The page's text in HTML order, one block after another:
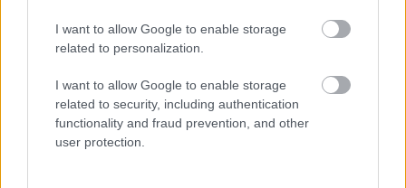
I want to allow Google to enable storage
related to personalization.
I want to allow Google to enable storage
related to security, including authentication
functionality and fraud prevention, and other
user protection.